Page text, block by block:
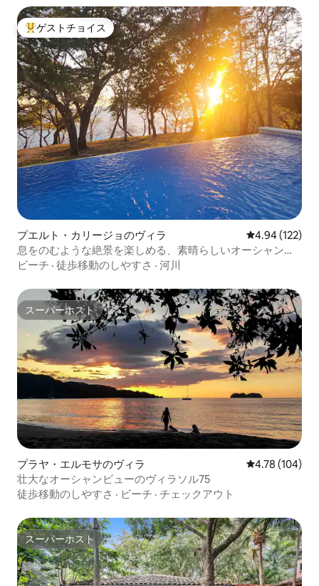
大好評のゲストチョイスです。
ゲストチョイス
プエルト・カリージョのヴィラ レビュー122
4.94 (122)
息をのむような絶景を楽しめる、素晴らしいオーシャンフ
ロントのヴィラ
ビーチ · 徒歩移動のしやすさ · 河川
スーパーホスト
スーパーホスト
プラヤ・エルモサのヴィラ レビュー104
4.78 (104)
壮大なオーシャンビューのヴィラソル75
徒歩移動のしやすさ · ビーチ · チェックアウト
スーパーホスト
スーパーホスト